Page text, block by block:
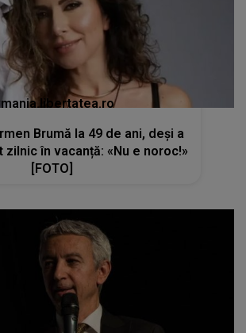
Brumă la 49 de ani, deși a
în vacanță: «Nu e noroc!»
[FOTO]